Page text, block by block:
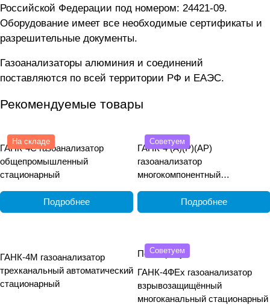
Российской Федерации под номером: 24421-09.
Оборудование имеет все необходимые сертификаты и
разрешительные документы.
Газоанализаторы алюминия и соединений
поставляются по всей территории РФ и ЕАЭС.
Рекомендуемые товары
На складе
ГАНК-4С газоанализатор
общепромышленный
стационарный
Подробнее
Советуем
ГАНК-4 (А)(Р)(АР)
газоанализатор
многокомпонентный
переноснойПодробнее
ГАНК-4М газоанализатор
трехканальный автоматический
стационарный
Советуем
По запросу
ГАНК-4ФEx газоанализатор
взрывозащищённый
многоканальный стационарный